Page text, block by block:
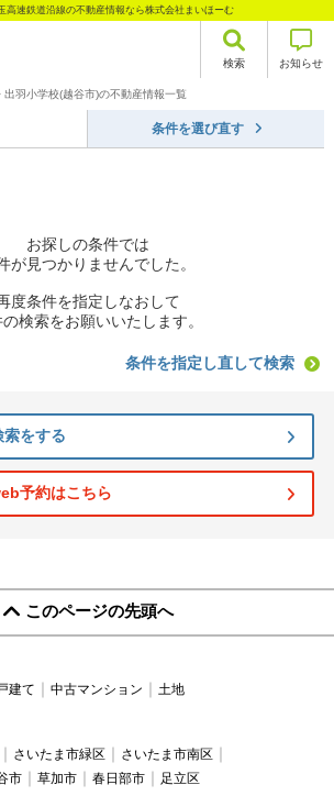
高速鉄道沿線の不動産情報なら株式会社まいほーむ
検索 お知らせ
出羽小学校(越谷市)の不動産情報一覧
条件を選び直す
お探しの条件では
が見つかりませんでした。
度条件を指定しなおして
検索をお願いいたします。
条件を指定し直して検索
をする
予約はこちら
このページの先頭へ
建て 中古マンション 土地
さいたま市緑区
さいたま市南区
市 草加市 春日部市 足立区